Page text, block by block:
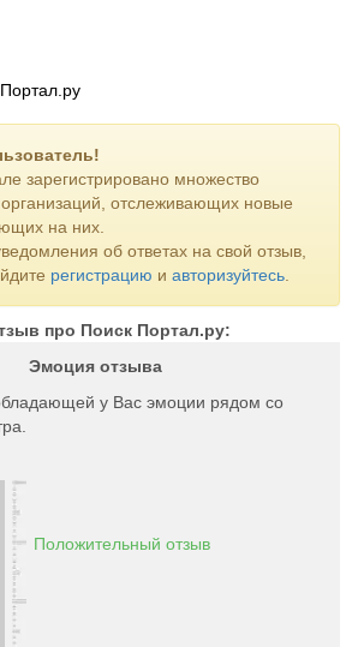
зарегистрировано множество
организаций, отслеживающих новые
на них.
об ответах на свой отзыв,
регистрацию и авторизуйтесь
про Поиск Портал.ру:
Эмоция отзыва
у Вас эмоции рядом со
Положительный отзыв